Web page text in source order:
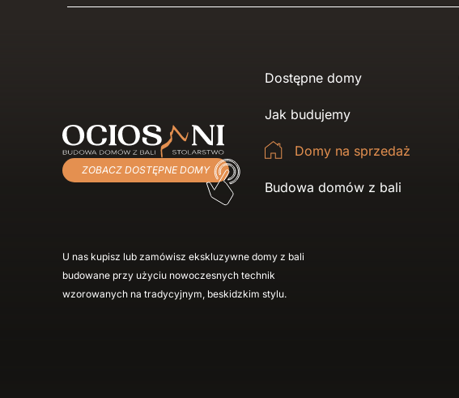
ZOBACZ DOSTĘPNE DOMY
Dostępne domy
Jak budujemy
Domy na sprzedaż
Budowa domów z bali
U nas kupisz lub zamówisz ekskluzywne domy z bali
budowane przy użyciu nowoczesnych technik
wzorowanych na tradycyjnym, beskidzkim stylu.